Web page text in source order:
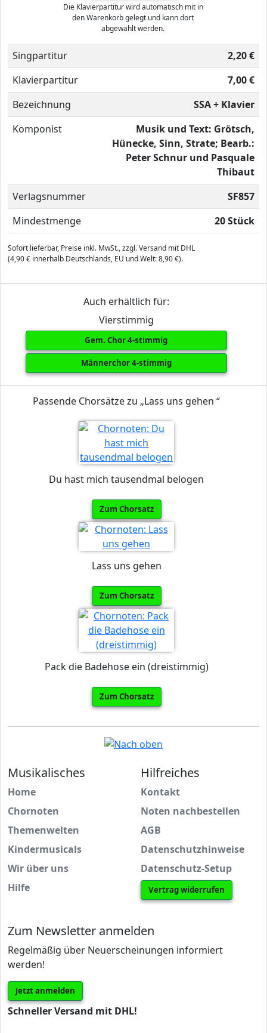
Die Klavierpartitur wird automatisch mit in
den Warenkorb gelegt und kann dort
abgewählt werden.
Singpartitur
2,20 €
Klavierpartitur
7,00 €
Bezeichnung
SSA + Klavier
Komponist
Musik und Text: Grötsch,
Hünecke, Sinn, Strate; Bearb.:
Peter Schnur und Pasquale
Thibaut
Verlagsnummer
SF857
Mindestmenge
20 Stück
Sofort lieferbar, Preise inkl. MwSt., zzgl. Versand mit DHL
(4,90 € innerhalb Deutschlands, EU und Welt: 8,90 €).
Auch erhältlich für:
Vierstimmig
Gem. Chor 4-stimmig
Männerchor 4-stimmig
Passende Chorsätze zu „Lass uns gehen “
Du hast mich tausendmal belogen
Zum Chorsatz
Lass uns gehen
Zum Chorsatz
Pack die Badehose ein (dreistimmig)
Zum Chorsatz
Musikalisches
Home
Chornoten
Themenwelten
Kindermusicals
Wir über uns
Hilfe
Hilfreiches
Kontakt
Noten nachbestellen
AGB
Datenschutzhinweise
Datenschutz-Setup
Vertrag widerrufen
Zum Newsletter anmelden
Regelmäßig über Neuerscheinungen informiert
werden!
Jetzt anmelden
Schneller Versand mit DHL!